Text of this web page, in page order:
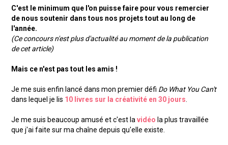
C'est le minimum que l'on puisse faire pour vous remercier
de nous soutenir dans tous nos projets tout au long de
l'année.
(Ce concours n'est plus d'actualité au moment de la publication
de cet article)
Mais ce n'est pas tout les amis !
Je me suis enfin lancé dans mon premier défi Do What You Can't
dans lequel je lis 10 livres sur la créativité en 30 jours
Je me suis beaucoup amusé et c'est lavidéo la plus travaillée
que j'ai faite sur ma chaîne depuis qu'elle existe.